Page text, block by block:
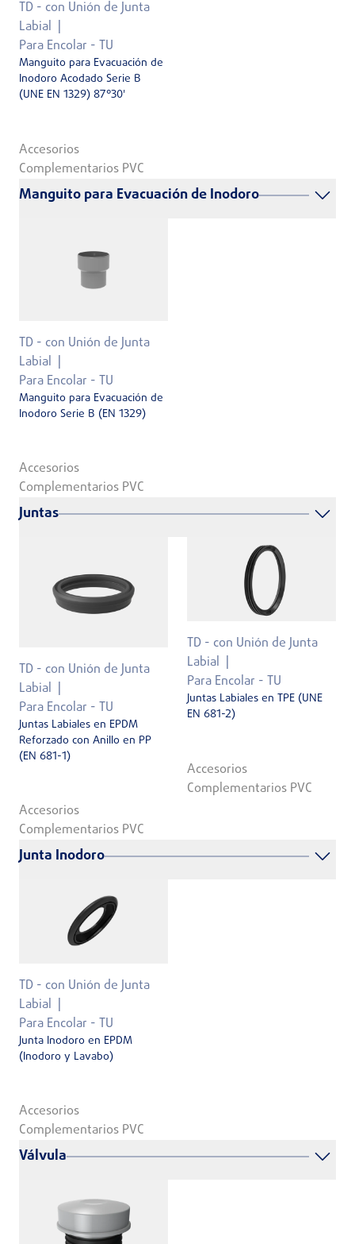
TD - con Unión de Junta
Labial
Para Encolar - TU
Manguito para Evacuación de
Inodoro Acodado Serie B
(UNE EN 1329) 87°30'
Accesorios
Complementarios PVC
Manguito para Evacuación de Inodoro
TD - con Unión de Junta
Labial
Para Encolar - TU
Manguito para Evacuación de
Inodoro Serie B (EN 1329)
Accesorios
Complementarios PVC
Juntas
TD - con Unión de Junta
Labial
Para Encolar - TU
Juntas Labiales en EPDM
Reforzado con Anillo en PP
(EN 681-1)
Accesorios
Complementarios PVC
TD - con Unión de Junta
Labial
Para Encolar - TU
Juntas Labiales en TPE (UNE
EN 681-2)
Accesorios
Complementarios PVC
Junta Inodoro
TD - con Unión de Junta
Labial
Para Encolar - TU
Junta Inodoro en EPDM
(Inodoro y Lavabo)
Accesorios
Complementarios PVC
Válvula